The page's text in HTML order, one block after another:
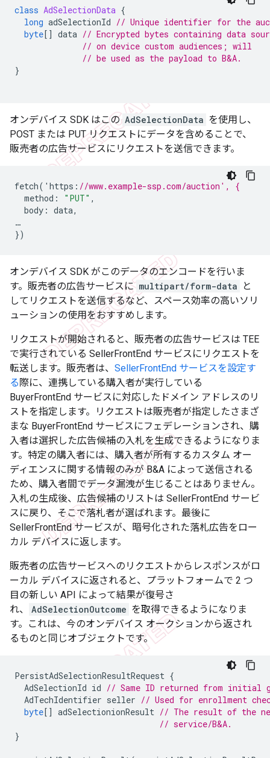
class AdSelectionData {
long adSelectionId // Unique identifier for the
byte[] data // Encrypted bytes containing data
// on device custom audiences; will
// be used as the payload to B&A.
}
オンデバイス SDK はこの AdSelectionData を使用し、
POST または PUT リクエストにデータを含めることで、
販売者の広告サービスにリクエストを送信できます。
fetch( ' https : //www.example-ssp.com/auction', {
method : "PUT" ,
body : data,
…
})
オンデバイス SDK がこのデータのエンコードを行いま
す。販売者の広告サービスに multipart/form-data
と
してリクエストを送信するなど、スペース効率の高いソリ
ューションの使用をおすすめします。
リクエストが開始されると、販売者の広告サービスは TEE
で実行されている SellerFrontEnd サービスにリクエストを
転送します。販売者は、 SellerFrontEnd サービスを設定す
る 際に、連携している購入者が実行している
BuyerFrontEnd サービスに対応したドメイン アドレスのリ
ストを指定します。リクエストは販売者が指定したさまざ
まな BuyerFrontEnd サービスにフェデレーションされ、購
入者は選択した広告候補の入札を生成できるようになりま
す。特定の購入者には、購入者が所有するカスタム オー
ディエンスに関する情報のみが B&A によって送信される
ため、購入者間でデータ漏洩が生じることはありません。
入札の生成後、広告候補のリストは SellerFrontEnd サービ
スに戻り、そこで落札者が選ばれます。最後に
SellerFrontEnd サービスが、暗号化された落札広告をロー
カル デバイスに返します。
販売者の広告サービスへのリクエストからレスポンスがロ
ーカル デバイスに返されると、プラットフォームで 2 つ
目の新しい API によって結果が復号さ
れ、
AdSelectionOutcome を取得できるようになりま
す。これは、今のオンデバイス オークションから返され
るものと同じオブジェクトです。
PersistAdSelectionResultRequest {
AdSelectionId id // Same ID returned from initial
AdTechIdentifier seller // Used for enrollment
byte[] adSelectionionResult // The result of the
// service/B&A.
}